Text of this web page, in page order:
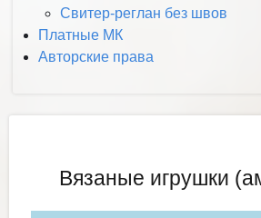
Свитер-реглан без швов
Платные МК
Авторские права
Вязаные игрушки